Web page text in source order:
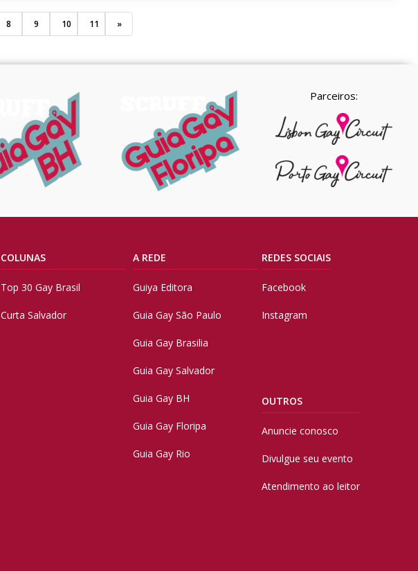
8 9 10 11 »
Parceiros:
COLUNAS
Top 30 Gay Brasil
Curta Salvador
A REDE
Guiya Editora
Guia Gay São Paulo
Guia Gay Brasilia
Guia Gay Salvador
Guia Gay BH
Guia Gay Floripa
Guia Gay Rio
REDES SOCIAIS
Facebook
Instagram
OUTROS
Anuncie conosco
Divulgue seu evento
Atendimento ao leitor